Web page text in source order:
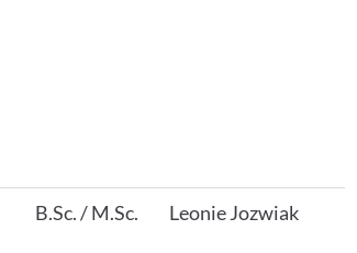
B.Sc. / M.Sc. Leonie Jozwiak